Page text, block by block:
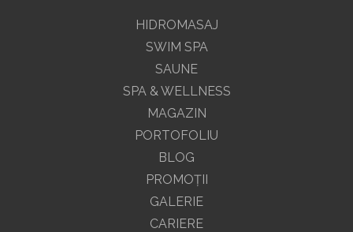
HIDROMASAJ
SWIM SPA
SAUNE
SPA & WELLNESS
MAGAZIN
PORTOFOLIU
BLOG
PROMOŢII
GALERIE
CARIERE